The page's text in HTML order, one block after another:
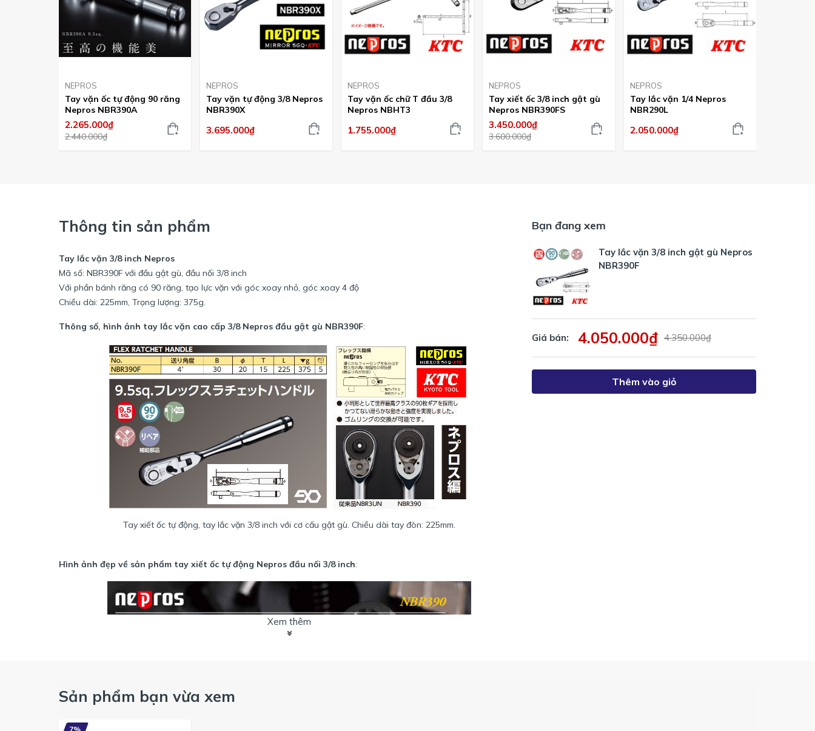
NEPROS
Tay vặn ốc tự động 90 răng
Nepros NBR390A
2.265.000₫
2.440.000₫
NEPROS
Tay vặn tự động 3/8 Nepros
NBR390X
3.695.000₫
NEPROS
Tay vặn ốc chữ T đầu 3/8
Nepros NBHT3
1.755.000₫
NEPROS
Tay xiết ốc 3/8 inch gật gù
Nepros NBR390FS
3.450.000₫
3.600.000₫
NEPROS
Tay lắc vặn 1/4 Nepros
NBR290L
2.050.000₫
Thông tin sản phẩm
Tay lắc vặn 3/8 inch Nepros
Mã số: NBR390F với đầu gật gù, đầu nối 3/8 inch
Với phần bánh răng có 90 răng, tạo lực vặn với góc xoay nhỏ, góc xoay 4 độ
Chiều dài: 225mm, Trọng lượng: 375g.
Thông số, hình ảnh tay lắc vặn cao cấp 3/8 Nepros đầu gật gù NBR390F:
Tay xiết ốc tự động, tay lắc vặn 3/8 inch với cơ cấu gật gù. Chiều dài tay đòn: 225mm.
Hình ảnh đẹp về sản phẩm tay xiết ốc tự động Nepros đầu nối 3/8 inch:
Xem thêm
Bạn đang xem
Tay lắc vặn 3/8 inch gật gù Nepros
NBR390F
Giá bán: 4.050.000₫ 4.350.000₫
Thêm vào giỏ
Sản phẩm bạn vừa xem
7%